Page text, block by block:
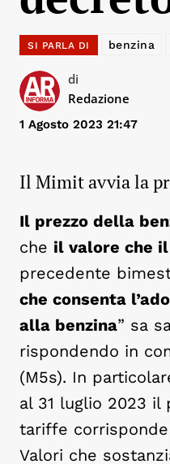
SI PARLA DI benzina
di
Redazione
1 Agosto 2023 21:47
Il Mimit avvia la
Il prezzo della
che il valore che
precedente
che consenta
alla benzina” sa
rispondendo in
(M5s). In
al 31 luglio 2023
tariffe
Valori che